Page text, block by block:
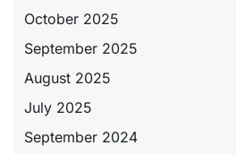
October 2025
September 2025
August 2025
July 2025
September 2024